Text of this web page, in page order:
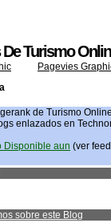
Turismo
Pagevies
de Turismo
enlazados en
Disponible aun (ver
sobre este Blog